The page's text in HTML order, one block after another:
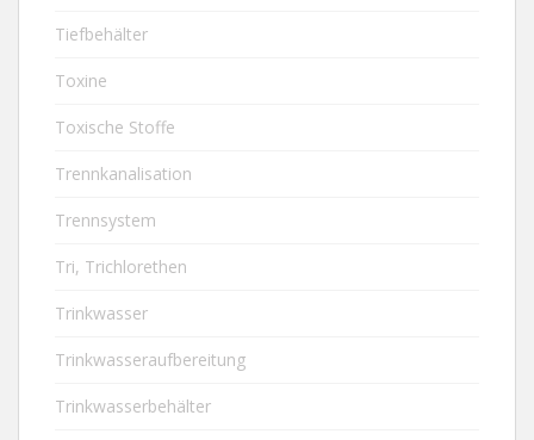
Tiefbehälter
Toxine
Toxische Stoffe
Trennkanalisation
Trennsystem
Tri, Trichlorethen
Trinkwasser
Trinkwasseraufbereitung
Trinkwasserbehälter